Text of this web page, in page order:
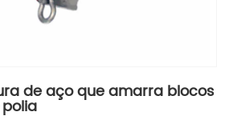
de aço que amarra blocos